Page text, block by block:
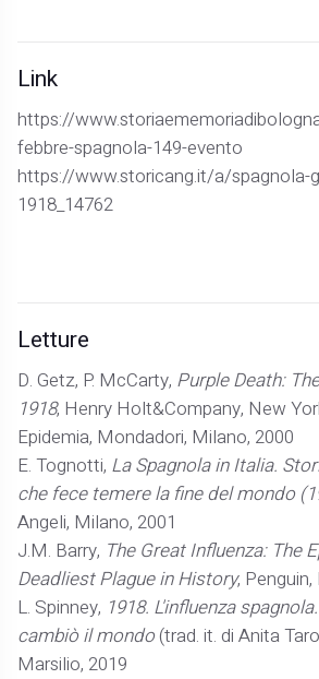
Link
https://
febbre-spagnola-149-evento
https://www.storicang.it/a/spagnola-
1918_14762
Letture
D. Getz, P. McCarty, Purple Death:
1918, Henry Holt&Company, New
Epidemia, Mondadori, Milano, 2000
E. Tognotti, La Spagnola in Italia.
che fece temere la fine del mondo
Angeli, Milano, 2001
J.M. Barry, The Great Influenza: The
Deadliest Plague in History,
L. Spinney, 1918. L'influenza
cambiò il mondo(trad. it. di Anita
Marsilio, 2019